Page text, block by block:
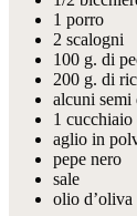
1 porro
2 scalogni
100 g. di
200 g. di
alcuni
1
aglio in
pepe nero
sale
olio d’oliva